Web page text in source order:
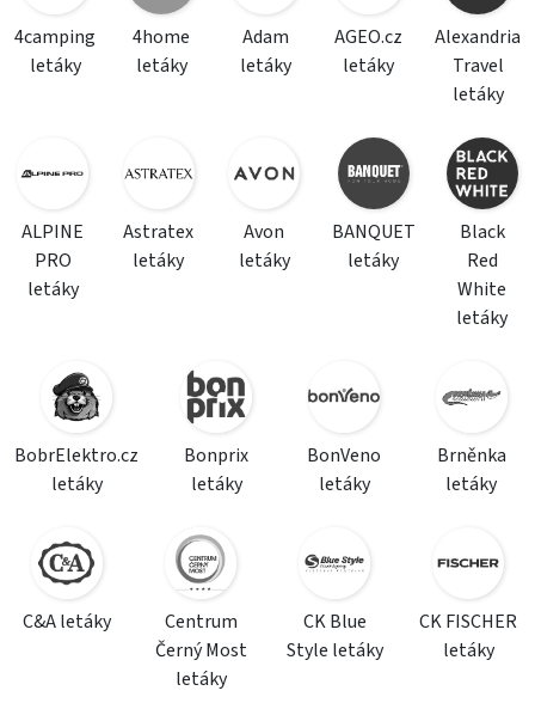
4camping
letáky
4home
letáky
Adam
letáky
AGEO.cz
letáky
Alexandria
Travel
letáky
ALPINE
PRO
letáky
Astratex
letáky
Avon
letáky
BANQUET
letáky
Black
Red
White
letáky
BobrElektro.cz
letáky
Bonprix
letáky
BonVeno
letáky
Brněnka
letáky
C&A letáky
Centrum
Černý Most
letáky
CK Blue
Style letáky
CK FISCHER
letáky